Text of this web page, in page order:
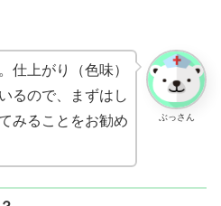
ぶっさん
仕上がり（色味）
るので、まずはし
みることをお勧め